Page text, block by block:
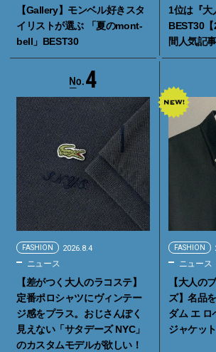
【Gallery】モンベル好きスタ
イリストが選ぶ 「夏のmont-
bell」BEST30
1位は『大
BEST30
間人気記
4
FASHION 2026.8.4
ニュース
【差がつく大人のラコステ】
定番ポロシャツにヴィンテー
ジ感をプラス。おじさんぽく
見えない「サタデーズ NYC」
のカスタムモデルが欲しい！
FASHION
ニュース
【大人の
ズ】名品
ダム エ ロ
ジャケッ